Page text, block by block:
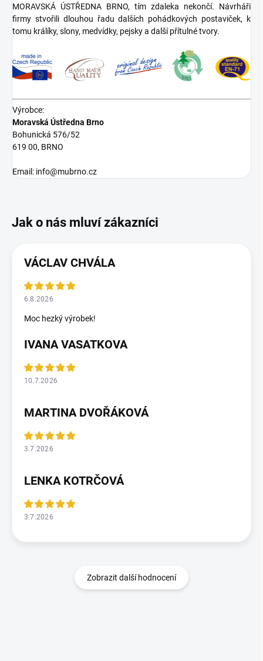
MORAVSKÁ ÚSTŘEDNA BRNO, tím zdaleka nekončí. Návrháři
firmy stvořili dlouhou řadu dalších pohádkových postaviček, k
tomu králíky, slony, medvídky, pejsky a další přítulné tvory.
Výrobce:
Moravská Ústředna Brno
Bohunická 576/52
619 00, BRNO
Email: info@mubrno.cz
VÁCLAV CHVÁLA
6.8.2026
Moc hezký výrobek!
IVANA VASATKOVA
10.7.2026
MARTINA DVOŘÁKOVÁ
3.7.2026
LENKA KOTRČOVÁ
3.7.2026
Zobrazit další hodnocení